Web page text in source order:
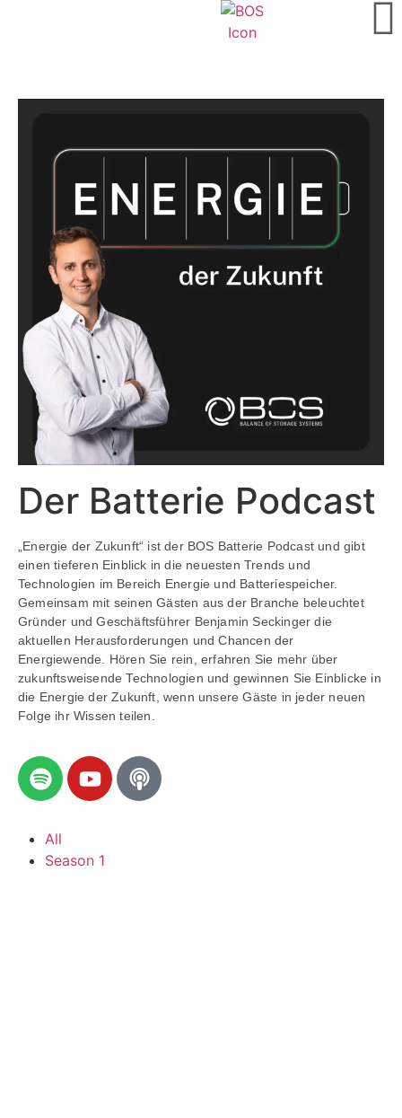
Der Batterie Podcast
„Energie der Zukunft“ ist der BOS Batterie Podcast und gibt
einen tieferen Einblick in die neuesten Trends und
Technologien im Bereich Energie und Batteriespeicher.
Gemeinsam mit seinen Gästen aus der Branche beleuchtet
Gründer und Geschäftsführer Benjamin Seckinger die
aktuellen Herausforderungen und Chancen der
Energiewende. Hören Sie rein, erfahren Sie mehr über
zukunftsweisende Technologien und gewinnen Sie Einblicke in
die Energie der Zukunft, wenn unsere Gäste in jeder neuen
Folge ihr Wissen teilen.
All
Season 1